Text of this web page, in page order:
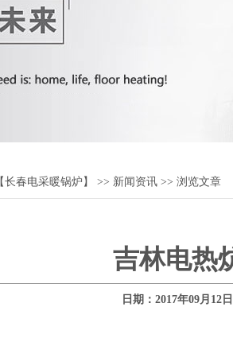
【长春电采暖锅炉】 >> 新闻资讯 >> 浏览文章
吉林电热
日期：2017年09月12